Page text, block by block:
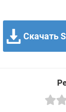
Скачать